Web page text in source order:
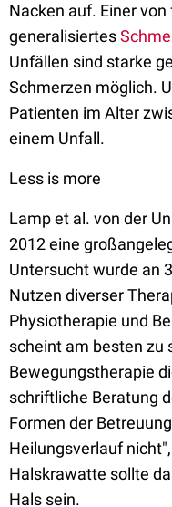
Nacken auf. Einer
generalisiertes
Unfällen sind starke
Schmerzen möglich.
Patienten im Alter
einem Unfall.
Less is more
Lamp et al. von der
2012 eine
Untersucht wurde an
Nutzen diverser
Physiotherapie und
scheint am besten zu
Bewegungstherapie
schriftliche Beratung
Formen der
Heilungsverlauf
Halskrawatte sollte
Hals sein.